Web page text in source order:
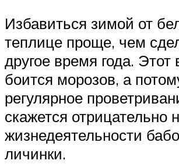
Избавиться зимой от
теплице проще, чем
другое время года. Этот
боится морозов, а
регулярное
скажется отрицательно
жизнедеятельности
личинки.